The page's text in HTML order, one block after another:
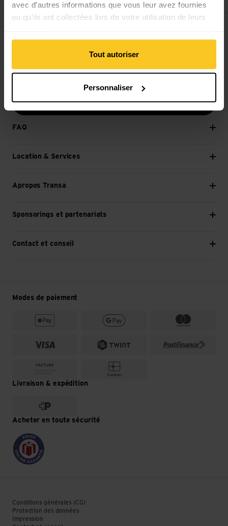
avec d'autres informations que vous leur avez fournies
ou qu'ils ont collectées lors de votre utilisation de leurs
Tout autoriser
Personnaliser
S'inscrire à la newsletter
Continuer
FAQ
Location & Services
Apropos Transa
Sponsorings et partenariats
Contact et conseil
Modes de paiement
Livraison & expédition
Acheter en toute sécurité
Conditions générales (CG)
Protection des données
Impression